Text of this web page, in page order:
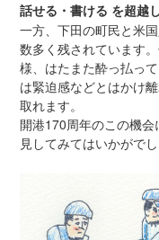
話せる・書ける を超越
一方、下田の町民と米
数多く残されています
様、はたまた酔っ払っ
は緊迫感などとはかけ
取れます。
開港170周年のこの機
見してみてはいかがでし